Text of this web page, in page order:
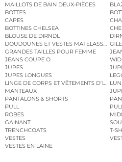
MAILLOTS DE BAIN DEUX-PIÈCES
BOTTES
CAPES
BOTTINES CHELSEA
BLOUSE DE DIRNDL
DOUDOUNES ET VESTES MATELASSÉES
GRANDES TAILLES POUR FEMME
JEANS COUPE O
JUPES
JUPES LONGUES
LINGE DE CORPS ET VÊTEMENTS
MANTEAUX
PANTALONS & SHORTS
PULL
ROBES
GAINANT
TRENCHCOATS
T-
VESTES
VESTES EN LAINE